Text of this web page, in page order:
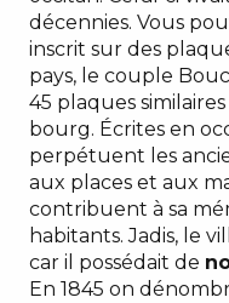
décennies. Vous
inscrit sur des
pays, le couple
45 plaques
bourg. Écrites en
perpétuent les
aux places et aux
contribuent à sa
habitants. Jadis, le
car il possédait de
En 1845 on